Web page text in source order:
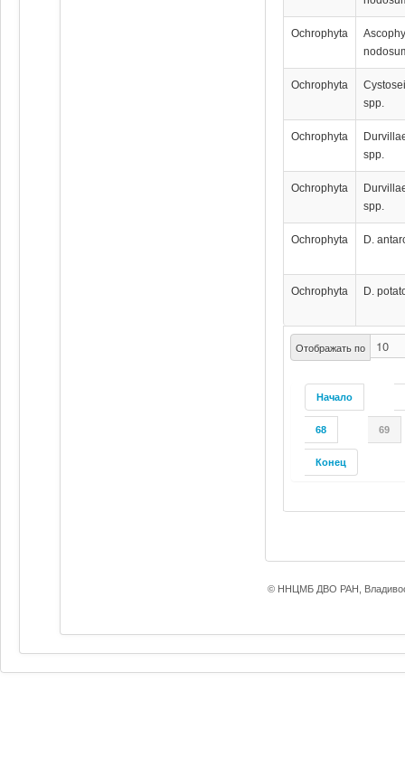
Отображать по
Начало
68 69
Конец
Ochrophyta
Ochrophyta
spp.
Ochrophyta
spp.
Ochrophyta
spp.
Ochrophyta D.
Ochrophyta D.
© ННЦМБ ДВО РАН,